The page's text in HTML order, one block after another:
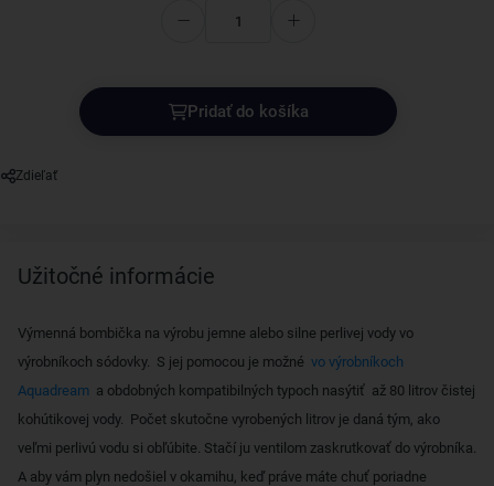
Pridať do košíka
Zdieľať
Užitočné informácie
Výmenná bombička na výrobu jemne alebo silne perlivej vody vo
výrobníkoch sódovky. S jej pomocou je možné vo výrobníkoch
Aquadream a obdobných kompatibilných typoch nasýtiť až 80 litrov čistej
kohútikovej vody. Počet skutočne vyrobených litrov je daná tým, ako
veľmi perlivú vodu si obľúbite. Stačí ju ventilom zaskrutkovať do výrobníka.
A aby vám plyn nedošiel v okamihu, keď práve máte chuť poriadne